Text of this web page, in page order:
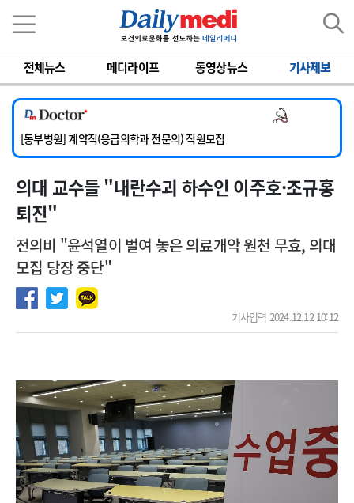
전체뉴스 메디라이프 동영상뉴스 기사제보
[서울아산병원] 2026년 하반기 인턴 모집
[영남대학교의료원] 마취통증의학과 임기제 임상의사 채용
[충남대학교병원] 소아청소년과(소아응급전담) 계약직 의사 공개채용
[동부병원] 계약직(응급의학과 전문의) 직원모집
[이대목동병원] 하반기 전공의(레지던트1년차) 모집
[서울아산병원] 2026년 하반기 인턴 모집
[영남대학교의료원] 마취통증의학과 임기제 임상의사 채용
의대 교수들 "내란수괴 하수인 이주호·조규홍
퇴진"
전의비 "윤석열이 벌여 놓은 의료개악 원천 무효, 의대
모집 당장 중단"
기사입력 2024.12.12 10:12